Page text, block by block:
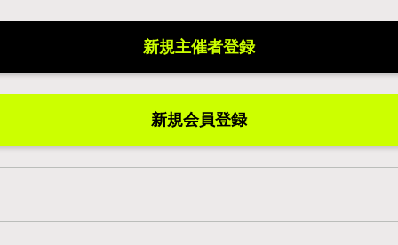
新規主催者登録
新規会員登録